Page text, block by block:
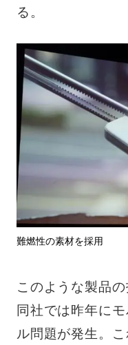
る。
難燃性の素材を採用
このような製品
同社では昨年に
ル問題が発生。